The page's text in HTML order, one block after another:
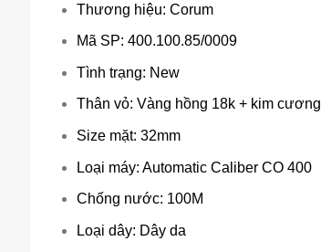
Thương hiệu: Corum
Mã SP: 400.100.85/0009
Tình trạng: New
Thân vỏ: Vàng hồng 18k + kim cương
Size mặt: 32mm
Loại máy: Automatic Caliber CO 400
Chống nước: 100M
Loại dây: Dây da